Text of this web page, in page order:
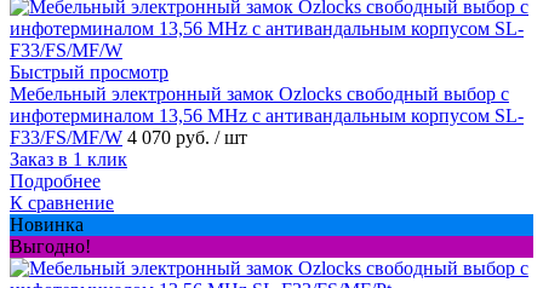
Быстрый просмотр
Мебельный электронный замок Ozlocks свободный выбор с
инфотерминалом 13,56 MHz с антивандальным корпусом SL-
F33/FS/MF/W 4 070 руб. / шт
Заказ в 1 клик
Подробнее
К сравнение
Новинка
Выгодно!